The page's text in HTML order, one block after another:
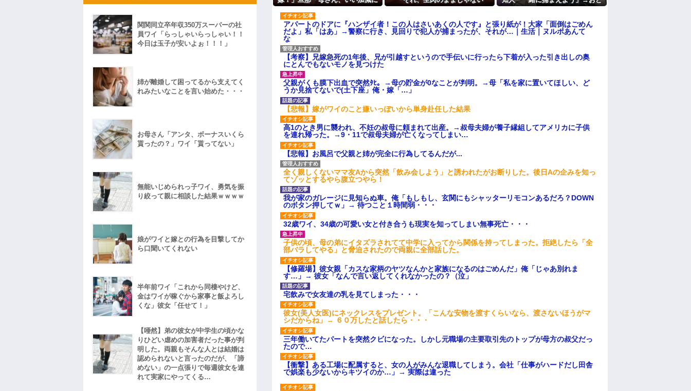
たから、開けてみようとしただけ☆』義兄「泥は出てけ！二度と来るな！」結
私「初めて飲む味だけどなんのお茶？」彼「ちっ！」私「」
【GIF】JSのカンチョーワロタ
後続車にクラクションを鳴らされ彼氏が逆切れ。「何クラクション鳴らして
んだ！降りてこいよ！」と怒鳴りだし...
【衝撃】報酬100万円超の治験募集がこちらｗｗｗｗｗ(※画像あり)
【ネット騒然】惨殺されたタワマン頂き女子のこの動画、すげえええええｗ
ｗｗｗｗｗｗｗｗｗｗ
【愕然】白のクラウン俺氏、高速道路左車線を制限速度で走った結果
wwwwwwwwwwww
百年の恋12-899 食べた量を張り合ってくる
【悲報】佐藤輝明・・・２軍でも盛大にやらかす←あまり悲しませないでく
してくれて…
さかの事態が…
っかかり…
アパートのドアに『ハンザイ者！この人はさいあくの人です』と張り紙が！大家「面倒はごめん
だよ」私「はあ」→警察に行き、見回りで犯人が捕まったが、それが…｜生活｜ヌルポあんて
な
【考察】兄嫁急死の1年後、兄が引越すというので手伝いに行ったら下着が入った引き出しの奥
にとんでもないモノを見つけた
父親がくも膜下出血で突然ﾀﾋ。→母の貯金が0なことが判明。→母「私を家に置いてほしい、ど
うか見捨てないで(土下座」俺・嫁「…」
【悲報】嫁がワイのこと嫌いっぽいから単身赴任した結果
高1のとき男に襲われ、不妊の叔母に頼まれて出産。→叔母夫婦が養子縁組してアメリカに子供
を連れ帰った。→9・11で叔母夫婦が亡くなってしまい…
【悲報】お風呂で父親と姉が完全に行為してるんだが...
全く親しくないママ友Aから突然「飲み会しよう」と誘われたがお断りした。後日Aの企みを知っ
てゾッとするやら腹立つやら！
我が家のガレージに見知らぬ車。俺「もしもし、玄関にもシャッターリモコンあるだろ？DOWN
のボタン押してｗ」→ 待つこと１時間弱・・・
32歳ワイ、34歳の可愛い女と付き合うも現実を知ってしまい無事死亡・・・
子供の頃、母の弟にイタズラされてて中学に入ってから関係を持ってしまった。拒絶したら「全
部バラしてやる」と脅迫されたので両親に全部話した。
【修羅場】彼女親「カスな家柄のヤツなんかと家族になるのはごめんだ」俺「じゃあ別れま
す…」→ 彼女「なんで言い返してくれなかったの？（泣」
宅飲みで女友達の乳を見てしまった・・・
彼女(美人女医)にネックレスをプレゼント。「こんな安物を渡すくらいなら、渡さないほうがマ
シだからね」→ ６０万したと話したら・・・
三年働いてたパートを突然クビになった。しかし元職場の主要取引先のトップが母方の叔父だっ
たので…
【衝撃】ある工場に配属すると、女の人がみんな退職してしまう。会社「仕事がハードだし田舎
で娯楽も少ないからキツイのか…」→ 実際は違った
関関同立卒年収350万スーパーの社
員ワイ「らっしゃいらっしゃい！！
今日は玉子が安いよぉ！！！」
姉が離婚して困ってるから支えてく
れみたいなことを言い始めた・・・
お母さん「アンタ、ボーナスいくら
貰ったの？」ワイ「貰ってない」
無能いじめられっ子ワイ、勇気を振
り絞って親に相談した結果ｗｗｗｗ
娘がワイと嫁との行為を目撃してか
ら口聞いてくれない
半年前ワイ「これから同棲やけど、
金はワイが稼ぐから家事と飯よろし
くな」彼女「任せて！」
【唖然】弟の彼女が中学生の頃かな
りひどい虐めの加害者だった事が判
明した。両親もそんな人とは結婚は
認められないと言ったのだが、「諦
めない」の一点張りで毎週彼女を連
れて実家にやってくる…